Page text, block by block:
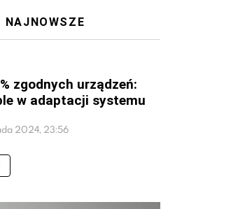
NAJNOWSZE
zgodnych urządzeń:
w adaptacji systemu
2024, 23:56